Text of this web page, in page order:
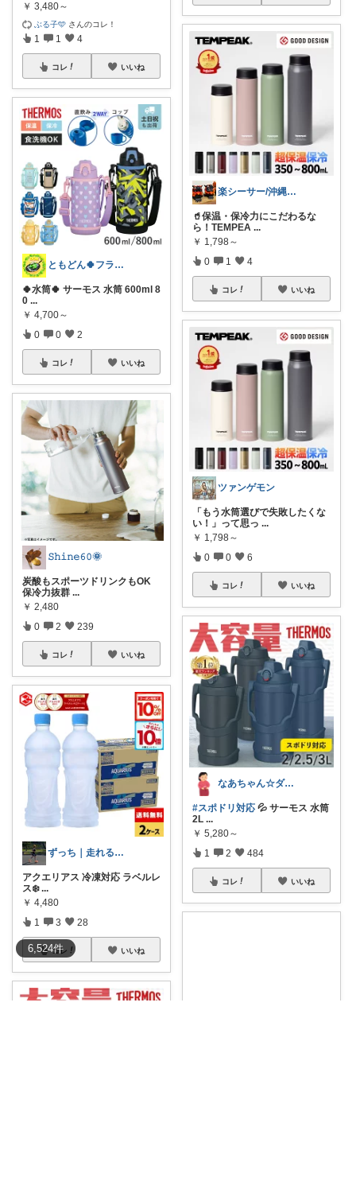
6,524件
￥ 3,480～
ぶる子🩵 さんのコレ！
1 1 4
コレ いいね
ともどん🍀フライパン料理ある暮らし🍳
🍀水筒🍀 サーモス 水筒 600ml 8
0 ...
￥ 4,700～
0 0 2
コレ いいね
𝚂𝚑𝚒𝚗𝚎𝟼𝟶🌞
炭酸もスポーツドリンクもOK
保冷力抜群 ...
￥ 2,480
0 2 239
コレ いいね
ずっち｜走れる身体づくり
アクエリアス 冷凍対応 ラベルレ
ス❄️...
￥ 4,480
1 3 28
コレ いいね
楽シーサー/沖縄好きのおすすめROOM
🥤保温・保冷力にこだわるな
ら！TEMPEA ...
￥ 1,798～
0 1 4
コレ いいね
ツァンゲモン
「もう水筒選びで失敗したくな
い！」って思っ ...
￥ 1,798～
0 0 6
コレ いいね
なあちゃん☆ダイヤモンド会員💎
#スポドリ対応 💦 サーモス 水筒
2L ...
￥ 5,280～
1 2 484
コレ いいね